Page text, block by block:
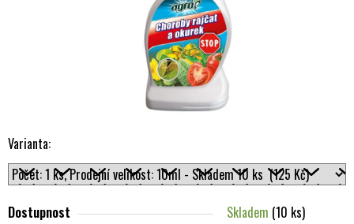
Varianta:
Dostupnost Skladem (10 ks)